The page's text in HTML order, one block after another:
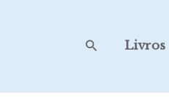
SearchLivros